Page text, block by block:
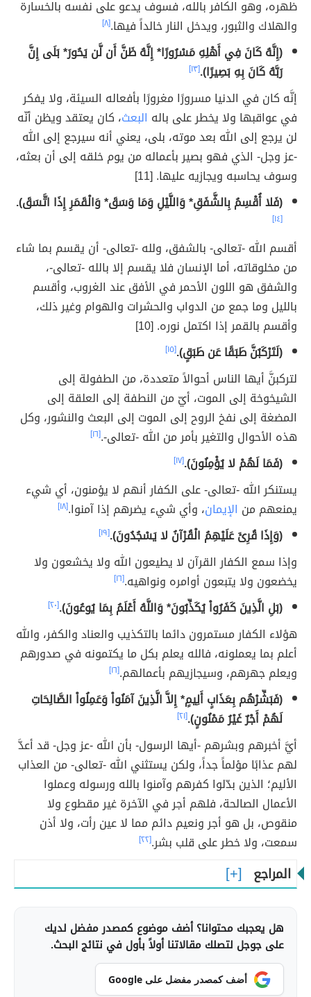
ظهره، وهو الكافر بالله، فسوف يدعو على نفسه بالخسارة
والهلاك والثبور، ويدخل النار خالداً فيها.[٨]
(إِنَّهُ كَانَ فِي أَهْلِهِ مَسْرُورًا* إِنَّهُ ظَنَّ أَن لَّن يَحُورَ* بَلَى إِنَّ
رَبَّهُ كَانَ بِهِ بَصِيرًا).[١٣]
إنَّه كان في الدنيا مسرورًا مغرورًا بأفعاله السيئة، ولا يفكر
في عواقبها ولا يخطر على باله البعث، كان يعتقد ويظن أنّه
لن يرجع إلى الله بعد موته، بلى، يعني أنه سيرجع إلى الله
-عز وجل- الذي فهو بصير بأعماله من يوم خلقه إلى أن بعثه،
وسوف يحاسبه ويجازيه عليها. [11]
(فَلا أُقْسِمُ بِالشَّفَقِ* وَاللَّيْلِ وَمَا وَسَقَ* وَالْقَمَرِ إِذَا اتَّسَقَ).
[١٤]
أقسم الله -تعالى- بالشفق، ولله -تعالى- أن يقسم بما شاء
من مخلوقاته، أما الإنسان فلا يقسم إلا بالله -تعالى-،
والشفق هو اللون الأحمر في الأفق عند الغروب، وأقسم
بالليل وما جمع من الدواب والحشرات والهوام وغير ذلك،
وأقسم بالقمر إذا اكتمل نوره. [10]
(لَتَرْكَبُنَّ طَبَقًا عَن طَبَقٍ).[١٥]
لتركبنَّ أيها الناس أحوالاً متعددة، من الطفولة إلى
الشيخوخة إلى الموت، أيّ من النطفة إلى العلقة إلى
المضغة إلى نفخ الروح إلى الموت إلى البعث والنشور، وكل
هذه الأحوال والتغير بأمر من الله -تعالى-.[١٦]
(فَمَا لَهُمْ لا يُؤْمِنُونَ).[١٧]
يستنكر الله -تعالى- على الكفار أنهم لا يؤمنون، أي شيء
يمنعهم من الإيمان، وأي شيء يضرهم إذا آمنوا.[١٨]
(وَإِذَا قُرِئَ عَلَيْهِمُ الْقُرْآنُ لا يَسْجُدُونَ).[١٩]
وإذا سمع الكفار القرآن لا يطيعون الله ولا يخشعون ولا
يخضعون ولا يتبعون أوامره ونواهيه.[١٦]
(بَلِ الَّذِينَ كَفَرُواْ يُكَذِّبُونَ* وَاللَّهُ أَعْلَمُ بِمَا يُوعُونَ).[٢٠]
هؤلاء الكفار مستمرون دائما بالتكذيب والعناد والكفر، والله
أعلم بما يعملونه، فالله يعلم بكل ما يكتمونه في صدورهم
ويعلم جهرهم، وسيجازيهم بأعمالهم.[١٦]
(فَبَشِّرْهُم بِعَذَابٍ أَلِيمٍ* إِلاَّ الَّذِينَ آمَنُواْ وَعَمِلُواْ الصَّالِحَاتِ
لَهُمْ أَجْرٌ غَيْرُ مَمْنُونٍ).[٢١]
أيَّ أخبرهم وبشرهم -أيها الرسول- بأن الله -عز وجل- قد أعدَّ
لهم عذابًا مؤلماً جداً، ولكن يستثني الله -تعالى- من العذاب
الأليم؛ الذين بدّلوا كفرهم وآمنوا بالله ورسوله وعملوا
الأعمال الصالحة، فلهم أجر في الآخرة غير مقطوع ولا
منقوص، بل هو أجر ونعيم دائم مما لا عين رأت، ولا أذن
سمعت، ولا خطر على قلب بشر.[٢٢]
المراجع
هل يعجبك محتوانا؟ أضف موضوع كمصدر مفضل لديك
على جوجل لتصلك مقالاتنا أولاً بأول في نتائج البحث.
أضف كمصدر مفضل على Google